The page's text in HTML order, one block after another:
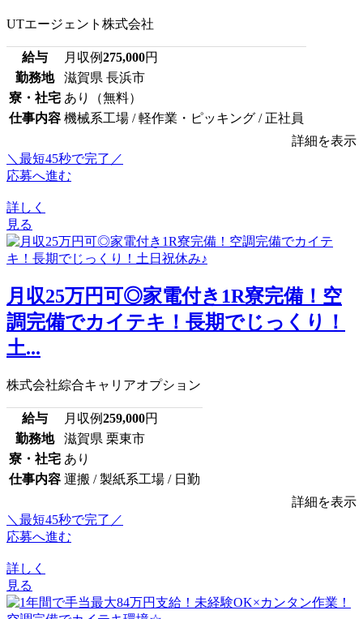
UTエージェント株式会社
給与 月収例275,000円
勤務地
滋賀県 長浜市
寮・社宅 あり（無料）
仕事内容 機械系工場 / 軽作業・ピッキング / 正社員
詳細を表示
＼最短45秒で完了／
応募へ進む
詳しく
見る
月収25万円可◎家電付き1R寮完備！空
調完備でカイテキ！長期でじっくり！
土...
株式会社綜合キャリアオプション
給与 月収例259,000円
勤務地
滋賀県 栗東市
寮・社宅 あり
仕事内容 運搬 / 製紙系工場 / 日勤
詳細を表示
＼最短45秒で完了／
応募へ進む
詳しく
見る